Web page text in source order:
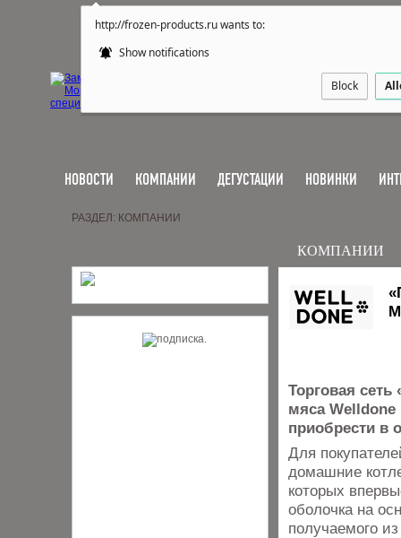
http://frozen-products.ru wants to:
Show notifications
Block
НОВОСТИ КОМПАНИИ ДЕГУСТАЦИИ НОВИНКИ
РАЗДЕЛ: КОМПАНИИ
КОМПАНИИ
Торговая сеть
мяса
приобрести в
Для
домашние
которых
оболочка на
получаемого